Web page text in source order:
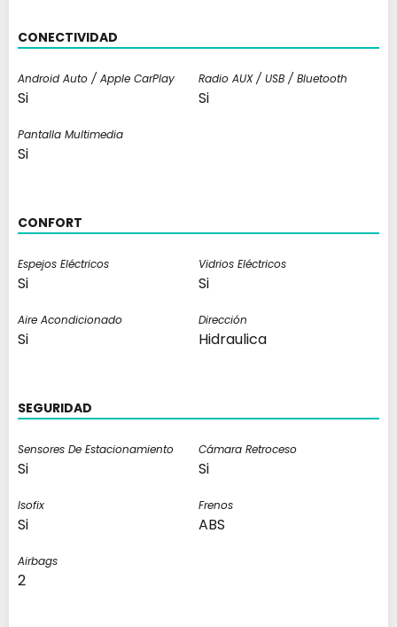
CONECTIVIDAD
Android Auto / Apple CarPlay
Si
Radio AUX / USB / Bluetooth
Si
Pantalla Multimedia
Si
CONFORT
Espejos Eléctricos
Si
Vidrios Eléctricos
Si
Aire Acondicionado
Si
Dirección
Hidraulica
SEGURIDAD
Sensores De Estacionamiento
Si
Cámara Retroceso
Si
Isofix
Si
Frenos
ABS
Airbags
2